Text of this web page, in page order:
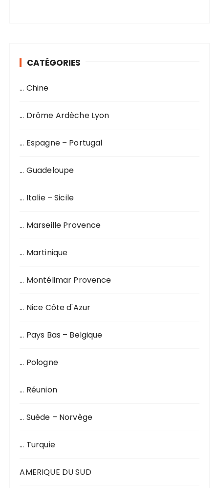
CATÉGORIES
… Chine
… Drôme Ardèche Lyon
… Espagne – Portugal
… Guadeloupe
… Italie – Sicile
… Marseille Provence
… Martinique
… Montélimar Provence
… Nice Côte d'Azur
… Pays Bas – Belgique
… Pologne
… Réunion
… Suède – Norvège
… Turquie
AMERIQUE DU SUD